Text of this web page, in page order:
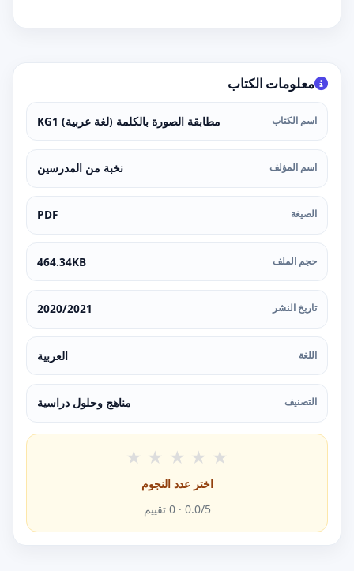
معلومات الكتاب
اسم الكتاب مطابقة الصورة بالكلمة (لغة عربية) KG1
اسم المؤلف نخبة من المدرسين
الصيغة PDF
حجم الملف 464.34KB
تاريخ النشر 2020/2021
اللغة العربية
التصنيف مناهج وحلول دراسية
★ ★ ★ ★ ★
اختر عدد النجوم
0.0/5 ·
0 تقييم